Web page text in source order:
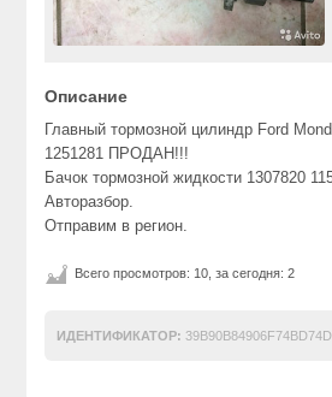
Описание
Главный тормозной цилиндр Ford
1251281 ПРОДАН!!!
Бачок тормозной жидкости 1307820
Авторазбор.
Отправим в регион.
Всего просмотров: 10, за сегодня: 2
ИДЕНТИФИКАТОР: